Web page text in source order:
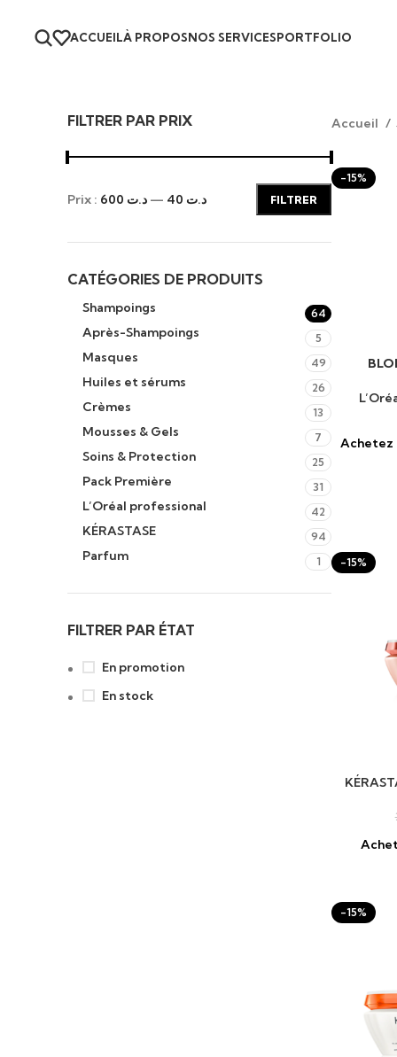
ACCUEILÀ PROPOSNOS SERVICESPORTFOLIO
FILTRER PAR PRIX
FILTRER
Prix : د.ت 40 — د.ت 600
CATÉGORIES DE PRODUITS
Shampoings 64
Après-Shampoings 5
Masques 49
Huiles et sérums 26
Crèmes 13
Mousses & Gels 7
Soins & Protection 25
Pack Première 31
L’Oréal professional 42
KÉRASTASE 94
Parfum 1
FILTRER PAR ÉTAT
En promotion
En stock
Accueil
-15%
AJOUTER
Achetez
-15%
AJOUTER
-15%